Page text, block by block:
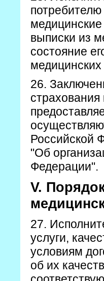
выписки из
состояние
медицинских
26.
страхования
Российской
"Об
Федерации".
V.
27.
услуги,
условиям
об их